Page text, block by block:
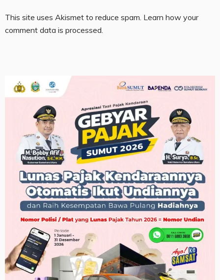
This site uses Akismet to reduce spam. Learn how your
comment data is processed.